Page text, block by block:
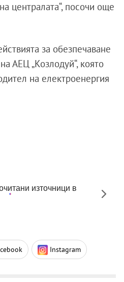
централата“, посочи още
за обезпечаване
АЕЦ „Козлодуй“, която
на електроенергия
източници в
Instagram